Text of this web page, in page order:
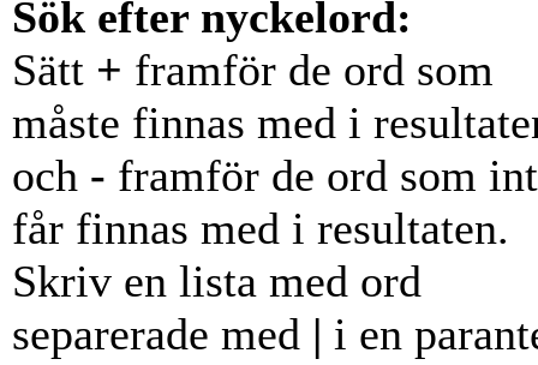
Sök efter nyckelord:
Sätt + framför de ord som
måste finnas med i
och - framför de ord som
får finnas med i resultaten.
Skriv en lista med ord
separerade med | i en